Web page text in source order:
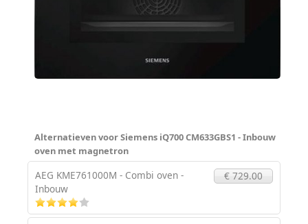
Alternatieven voor Siemens iQ700 CM633GBS1 - Inbouw
oven met magnetron
AEG KME761000M - Combi oven -
Inbouw
€ 729.00